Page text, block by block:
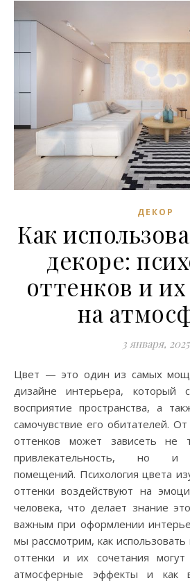
ДЕКОР
Как
декоре:
оттенков и
на
3 января, 2025
Цвет — это один из самых мощных инструментов в
дизайне интерьера, который
восприятие пространства, а
самочувствие его обитателей.
оттенков может зависеть не
привлекательность, но и
помещений. Психология цвета
оттенки воздействуют на
человека, что делает знание
важным при оформлении
мы рассмотрим, как
оттенки и их сочетания могут
атмосферные эффекты и как